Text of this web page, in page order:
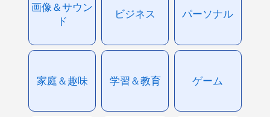
画像＆サウン
ド
ビジネス パーソナル
家庭＆趣味 学習＆教育 ゲーム